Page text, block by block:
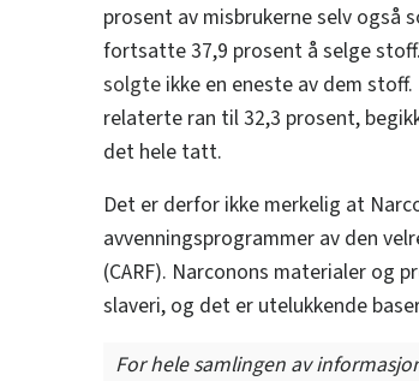
prosent av misbrukerne selv
fortsatte 37,9 prosent å selge
solgte ikke en eneste av dem
relaterte ran til 32,3 prosent,
det hele tatt.
Det er derfor ikke merkelig at
avvenningsprogrammer av den
(CARF). Narconons materialer og
slaveri, og det er utelukkende
For hele samlingen av